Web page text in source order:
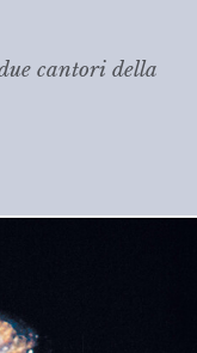
cantori della